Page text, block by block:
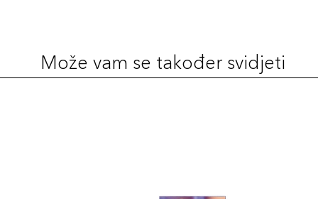
Može vam se također svidjeti